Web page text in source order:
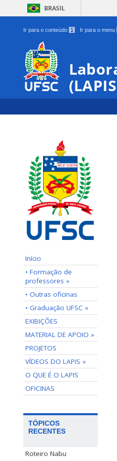
BRASIL
Ir para o conteúdo 1 Ir para o menu
Início
• Formação de
professores »
• Outras oficinas
• Graduação UFSC »
EXIBIÇÕES
MATERIAL DE APOIO »
PROJETOS
VÍDEOS DO LAPIS »
O QUE É O LAPIS
OFICINAS
TÓPICOS
RECENTES
Roteiro Nabu